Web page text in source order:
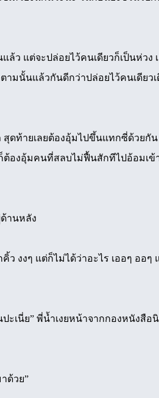
แต่จะปล่อยไว้คนเดียวก็เป็นห่วง เ
ามนั้นแล้วกันดีกว่าปล่อยไว้คนเดียว
ท้ายเลยต้องอุ้มไปขึ้นแทกซี่ด้วยกั
องอุ้มคนที่สลบไม่ฟื้นสักทีไปอ้อมเข้
านหลัง
งงๆ แต่ก็ไม่ได้ว่าอะไร เออๆ ออ
เนี่ย” พี่น้ำเงยหน้าจากกองหนังสื
ด้วย”